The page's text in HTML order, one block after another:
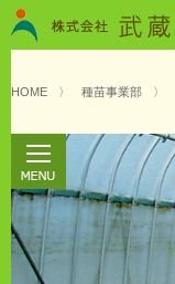
HOME 〉 種苗事業部 〉